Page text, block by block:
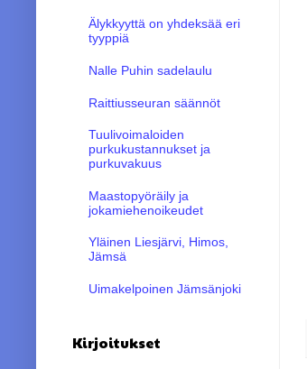
Älykkyyttä on yhdeksää eri
tyyppiä
Nalle Puhin sadelaulu
Raittiusseuran säännöt
Tuulivoimaloiden
purkukustannukset ja
purkuvakuus
Maastopyöräily ja
jokamiehenoikeudet
Yläinen Liesjärvi, Himos,
Jämsä
Uimakelpoinen Jämsänjoki
Kirjoitukset